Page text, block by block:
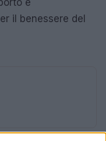
e
il benessere del